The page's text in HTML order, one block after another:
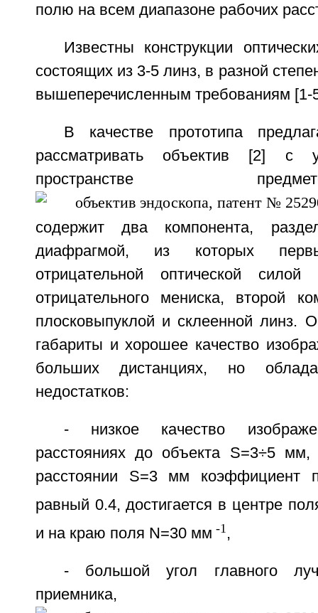
полю на всем диапазоне рабочих
Известны конструкции
состоящих из 3-5 линз, в разной
вышеперечисленным требованиям [1-
В качестве прототипа
рассматривать объектив [2] с
пространстве
содержит два компонента,
диафрагмой, из которых
отрицательной оптической
отрицательного мениска, второй
плосковыпуклой и склеенной линз.
габариты и хорошее качество
больших дистанциях, но
недостатков:
- низкое качество
расстояниях до объекта S=3÷5
расстоянии S=3 мм коэффициент
равный 0.4, достигается в центре
и на краю поля N=30 мм -1 ,
- большой угол главного
приемника,